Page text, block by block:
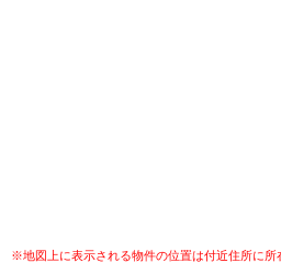
※地図上に表示される物件の位置は付近住所に